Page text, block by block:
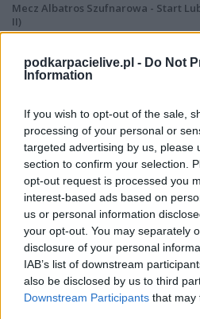
podkarpacielive.pl - Do Not
Information
If you wish to opt-out of the sale,
processing of your personal or
targeted advertising by us, please
section to confirm your selection.
opt-out request is processed you
interest-based ads based on
us or personal information
your opt-out. You may separately
disclosure of your personal
IAB’s list of downstream
also be disclosed by us to third
Downstream Participants that may
Mecz Albatros Szufnarowa - Start
II)
zostanie w ramach Rzeszów > Klasa B,
B, gr. II).
bramek, kartki, składy,
spotkania. To kompletne źródło
lokalnej piłki nożnej. Jeżeli aktualnie nie
pracujemy nad tym żeby je uzupełnić.
Wynik meczu Albatros Szufnarowa
Po zakończeniu spotkania
spotkania, a także dane meczowe, jeśli
Pełny harmonogram rozgrywek
gr. II - terminarz.
Informacje o składach i strzelcach
W miarę dostępności danych,